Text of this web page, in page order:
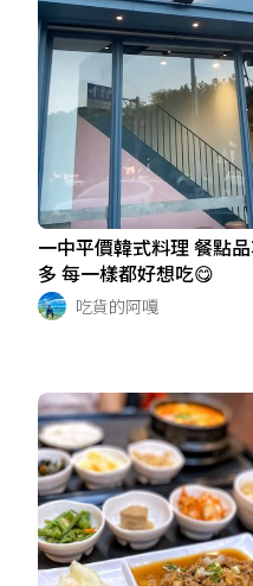
一中平價韓式料理 餐點
多 每一樣都好想吃😋
吃貨的阿嘎